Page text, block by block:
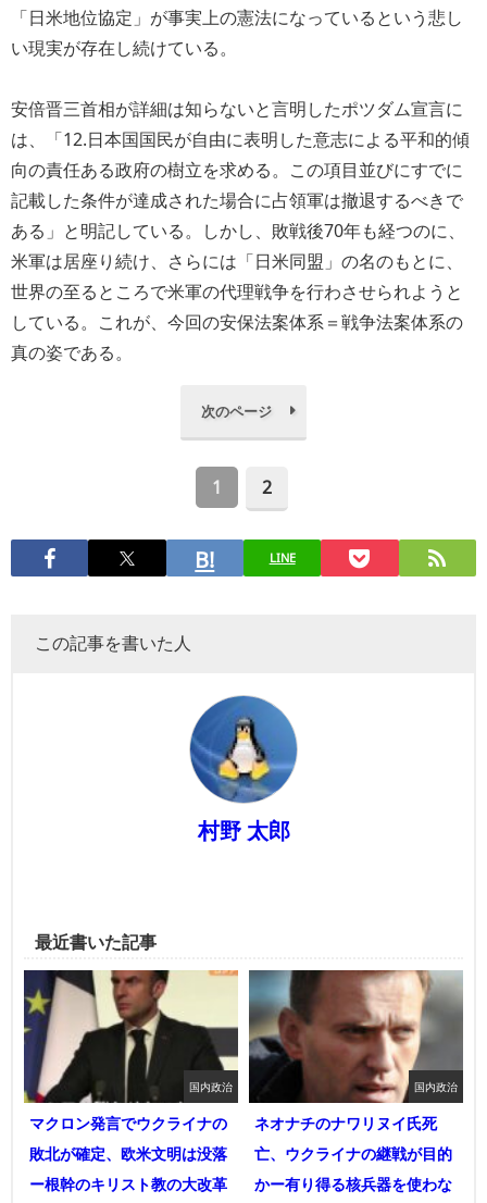
「日米地位協定」が事実上の憲法になっているという悲し
い現実が存在し続けている。
安倍晋三首相が詳細は知らないと言明したポツダム宣言に
は、「12.日本国国民が自由に表明した意志による平和的傾
向の責任ある政府の樹立を求める。この項目並びにすでに
記載した条件が達成された場合に占領軍は撤退するべきで
ある」と明記している。しかし、敗戦後70年も経つのに、
米軍は居座り続け、さらには「日米同盟」の名のもとに、
世界の至るところで米軍の代理戦争を行わさせられようと
している。これが、今回の安保法案体系＝戦争法案体系の
真の姿である。
次のページ
1 2
LINE
この記事を書いた人
村野 太郎
最近書いた記事
国内政治
マクロン発言でウクライナの
敗北が確定、欧米文明は没落
ー根幹のキリスト教の大改革
国内政治
ネオナチのナワリヌイ氏死
亡、ウクライナの継戦が目的
かー有り得る核兵器を使わな